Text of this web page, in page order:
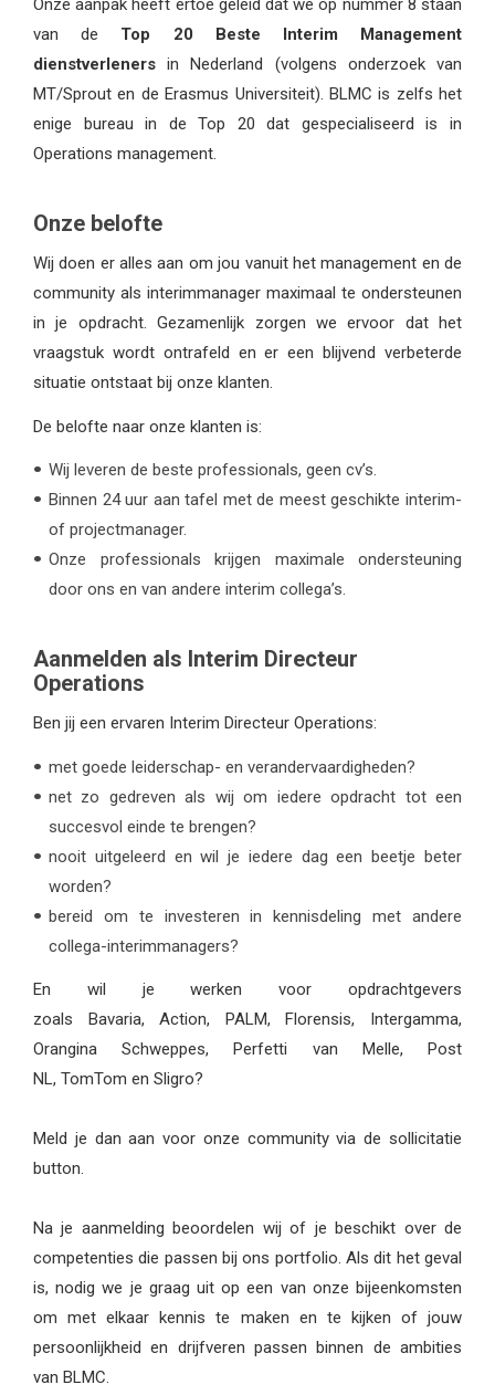
Onze aanpak heeft ertoe geleid dat we op nummer 8 staan
van de Top 20 Beste Interim Management
dienstverleners in Nederland (volgens onderzoek van
MT/Sprout en de Erasmus Universiteit). BLMC is zelfs het
enige bureau in de Top 20 dat gespecialiseerd is in
Operations management.
Onze belofte
Wij doen er alles aan om jou vanuit het management en de
community als interimmanager maximaal te ondersteunen
in je opdracht. Gezamenlijk zorgen we ervoor dat het
vraagstuk wordt ontrafeld en er een blijvend verbeterde
situatie ontstaat bij onze klanten.
De belofte naar onze klanten is:
Wij leveren de beste professionals, geen cv’s.
Binnen 24 uur aan tafel met de meest geschikte interim-
of projectmanager.
Onze professionals krijgen maximale ondersteuning
door ons en van andere interim collega’s.
Aanmelden als Interim Directeur
Operations
Ben jij een ervaren Interim Directeur Operations:
met goede leiderschap- en verandervaardigheden?
net zo gedreven als wij om iedere opdracht tot een
succesvol einde te brengen?
nooit uitgeleerd en wil je iedere dag een beetje beter
worden?
bereid om te investeren in kennisdeling met andere
collega-interimmanagers?
En wil je werken voor opdrachtgevers
zoals Bavaria, Action, PALM, Florensis, Intergamma,
Orangina Schweppes, Perfetti van Melle, Post
NL, TomTom en Sligro?
Meld je dan aan voor onze community via de sollicitatie
button.
Na je aanmelding beoordelen wij of je beschikt over de
competenties die passen bij ons portfolio. Als dit het geval
is, nodig we je graag uit op een van onze bijeenkomsten
om met elkaar kennis te maken en te kijken of jouw
persoonlijkheid en drijfveren passen binnen de ambities
van BLMC.